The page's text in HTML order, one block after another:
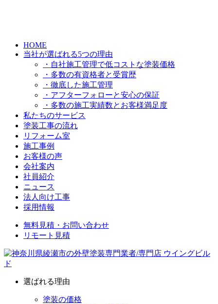
HOME
当社が選ばれる5つの理由
・自社施工管理で低コストな塗装価格
・多数の有資格者と受賞歴
・徹底した施工管理
・アフターフォローと安心の保証
・多数の施工実績数とお客様満足度
私たちのサービス
塗装工事の流れ
リフォーム室
施工事例
お客様の声
会社案内
社員紹介
ニュース
法人向け工事
採用情報
無料見積・お問い合わせ
リモート見積
選ばれる理由
塗装の価格